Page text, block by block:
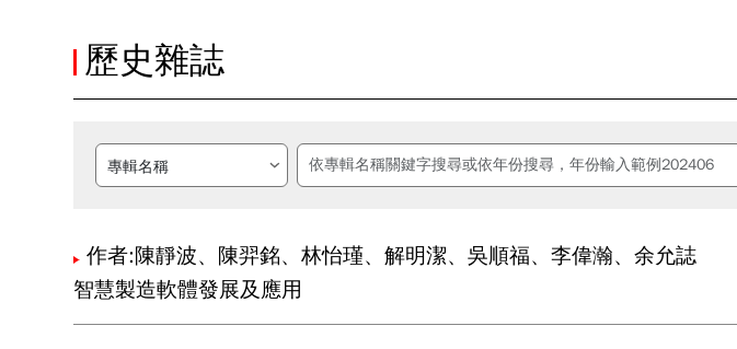
歷史雜誌
作者:陳靜波、陳羿銘、林怡瑾、解明潔、吳順福、李偉瀚、余允誌
智慧製造軟體發展及應用